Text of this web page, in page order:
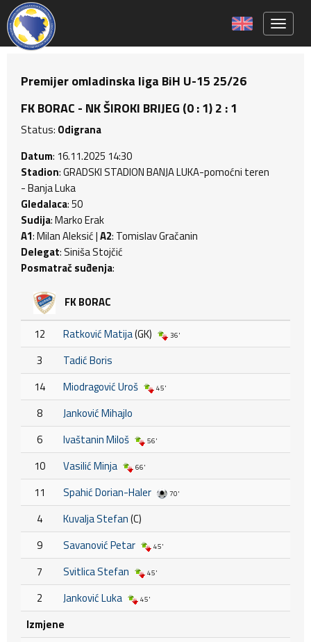
Premijer omladinska liga BiH U-15 25/26
FK BORAC - NK ŠIROKI BRIJEG (0 : 1) 2 : 1
Status: Odigrana
Datum: 16.11.2025 14:30
Stadion: GRADSKI STADION BANJA LUKA-pomoćni teren
- Banja Luka
Gledalaca: 50
Sudija: Marko Erak
A1: Milan Aleksić |A2: Tomislav Gračanin
Delegat: Siniša Stojčić
Posmatrač suđenja:
FK BORAC
12 Ratković Matija(GK) 36'
3
Tadić Boris
14
Miodragović Uroš 45'
8
Janković Mihajlo
6
Ivaštanin Miloš 56'
10 Vasilić Minja 66'
11 Spahić Dorian-Haler 70'
4 Kuvalja Stefan(C)
9
Savanović Petar 45'
7 Svitlica Stefan 45'
2 Janković Luka 45'
Izmjene